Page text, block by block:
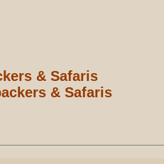
& Safaris
& Safaris